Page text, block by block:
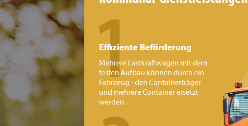
1
Effiziente Beförderung
Mehrere Lastkraftwagen mit dem
festen Aufbau können durch ein
Fahrzeug - den Containerträger
und mehrere Container ersetzt
werden.